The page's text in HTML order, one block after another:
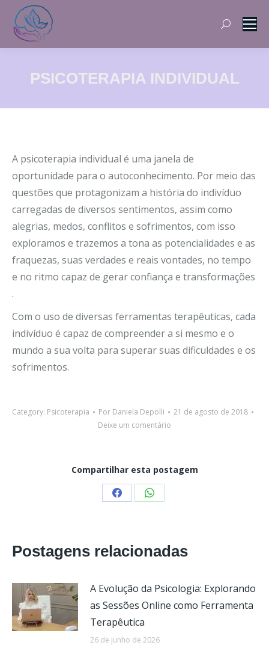
Search:
PSICOTERAPIA INDIVIDUAL
A psicoterapia individual é uma janela de
oportunidade para o autoconhecimento. Por meio das
questões que protagonizam a história do indivíduo
carregadas de diversos sentimentos, assim como
alegrias, medos, conflitos e sofrimentos, com isso
exploramos e trazemos a tona as potencialidades e as
fraquezas, suas verdades e reais vontades, no tempo
e no ritmo capaz de gerar confiança e transformações
.
Com o uso de diversas ferramentas terapêuticas, cada
indivíduo é capaz de compreender a si mesmo e o
mundo a sua volta para superar suas dificuldades e os
sofrimentos.
Category: Psicoterapia Por Daniela Depolli
21 de agosto de 2018
Deixe um comentário
Compartilhar esta postagem
Share Share
Postagens relacionadas
A Evolução da Psicologia: Explorando
as Sessões Online como Ferramenta
Terapêutica
26 de junho de 2026